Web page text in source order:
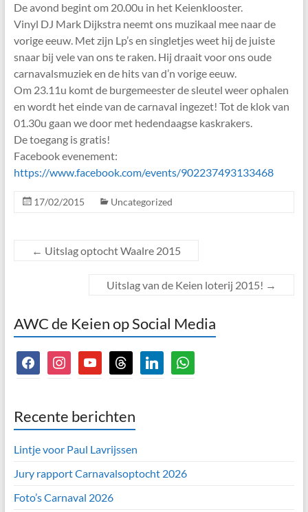
De avond begint om 20.00u in het Keienklooster.
Vinyl DJ Mark Dijkstra neemt ons muzikaal mee naar de
vorige eeuw. Met zijn Lp’s en singletjes weet hij de juiste
snaar bij vele van ons te raken. Hij draait voor ons oude
carnavalsmuziek en de hits van d’n vorige eeuw.
Om 23.11u komt de burgemeester de sleutel weer ophalen
en wordt het einde van de carnaval ingezet! Tot de klok van
01.30u gaan we door met hedendaagse kaskrakers.
De toegang is gratis!
Facebook evenement:
https://www.facebook.com/events/902237493133468
17/02/2015 Uncategorized
← Uitslag optocht Waalre 2015
Uitslag van de Keien loterij 2015! →
AWC de Keien op Social Media
facebookinstagramyoutubethreads linkedinwhatsapp
Recente berichten
Lintje voor Paul Lavrijssen
Jury rapport Carnavalsoptocht 2026
Foto’s Carnaval 2026